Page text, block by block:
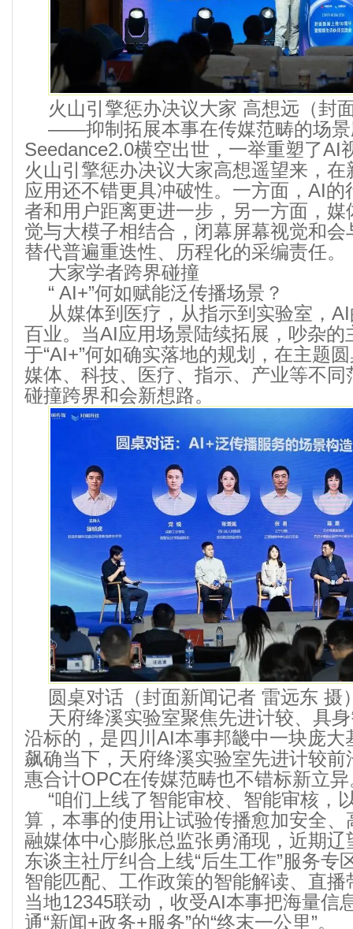
火山引擎惩办决议大家 高想远（封
——抑制拓展本事在传媒范畴的场景
Seedance2.0横空出世，一举重塑了AI
火山引擎惩办决议大家高想遥望来，
应用还不错更具冲破性。一方面，AI
者和用户距离更进一步，另一方面，
觉与大模子相结合，闭幕屏幕视觉和
替代普遍重迭性、历程化的采编责任。
大家学者跨界碰撞
“ AI+”何如赋能泛传播场景？
从媒体到医疗，从指示到实验室，
百业。当AI应用场景陆续拓展，吵杂的
于“AI+”何如确实落地的规划，在主题
媒体、科技、医疗、指示、产业等不
碰撞跨界和会新想路。
圆桌对话（封面新闻记者 雷远东 摄
天府绛溪实验室聚焦先进计较、具
沿标的，是四川AI本事邦畿中一块庞大
飙确当下，天府绛溪实验室先进计较
惠合计OPC在传媒范畴也不错标新立
“咱们上线了智能审校、智能审核，
算，本事的使用让试验传播愈加安全、
融媒体中心膨胀总监张勇涌现，近期
东谈主社厅纠合上线“后生工作”服务专
智能匹配、工作政策的智能解读、直
当地12345联动，收受AI本事把海量信
通“新闻+政务+服务”的“终末一公里”。